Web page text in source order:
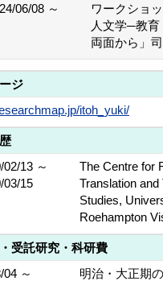
06/08 ～
ワークショ
人文学─教
両面から」
ジ
itoh_yuki/
02/13 ～
03/15
The Centre for
Translation
Studies,
Roehampton
受託研究・科研費
04 ～
明治・大正期